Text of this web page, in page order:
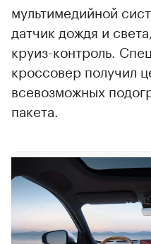
мультимедийной
датчик дождя и
круиз-контроль.
кроссовер получил
всевозможных
пакета.